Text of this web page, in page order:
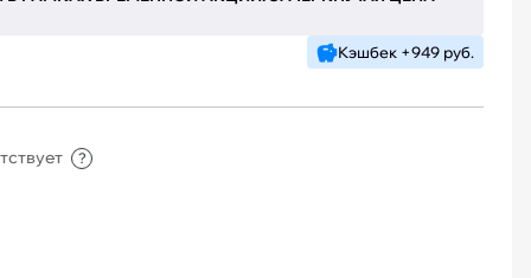
Кэшбек +949 руб.
?